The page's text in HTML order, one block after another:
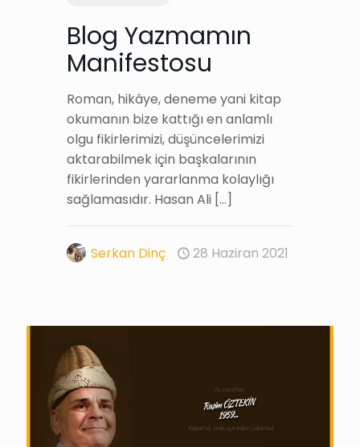
Blog Yazmamın
Manifestosu
Roman, hikâye, deneme yani kitap
okumanın bize kattığı en anlamlı
olgu fikirlerimizi, düşüncelerimizi
aktarabilmek için başkalarının
fikirlerinden yararlanma kolaylığı
sağlamasıdır. Hasan Ali […]
Serkan Dinç 28 Haziran 2021